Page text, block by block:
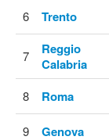
6 Trento
7
Reggio
Calabria
8 Roma
9 Genova